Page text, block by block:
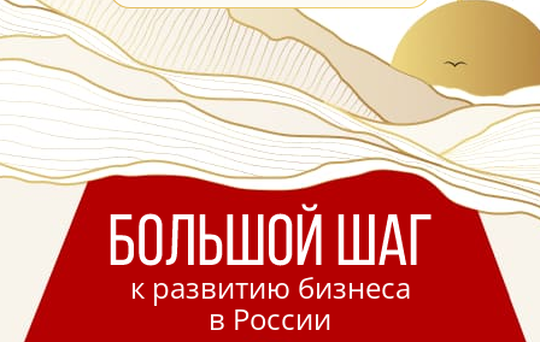
к развитию бизнеса
в России